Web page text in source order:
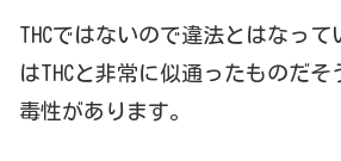
THCではないので違法とはなっ
はTHCと非常に似通ったものだ
毒性があります。